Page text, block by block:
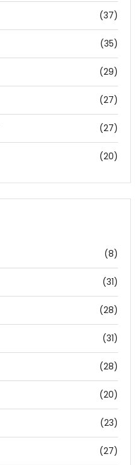
(37)
(35)
(29)
(27)
(27)
(20)
(8)
(31)
(28)
(31)
(28)
(20)
(23)
(27)